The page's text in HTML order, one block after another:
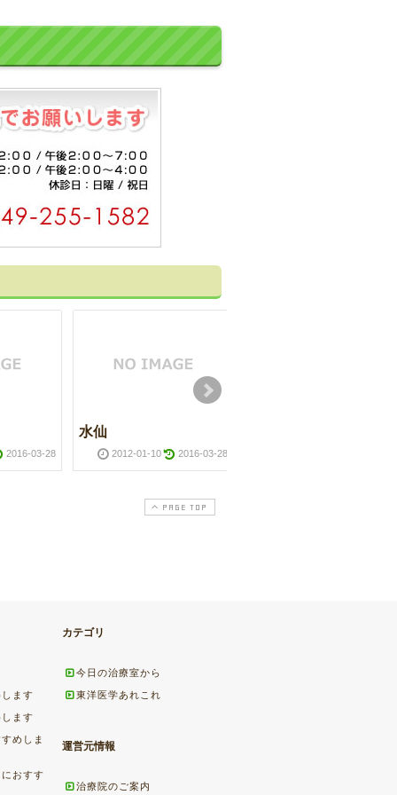
2016-03-28
水仙
2012-01-10 2016-03-28
PAGE TOP
ます
ます
めしま
おすす
カテゴリ
今日の治療室から
東洋医学あれこれ
運営元情報
治療院のご案内